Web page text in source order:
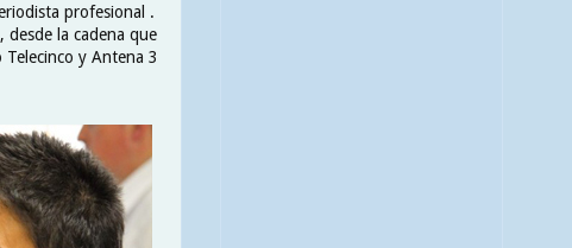
profesional .
desde la cadena que
y Antena 3